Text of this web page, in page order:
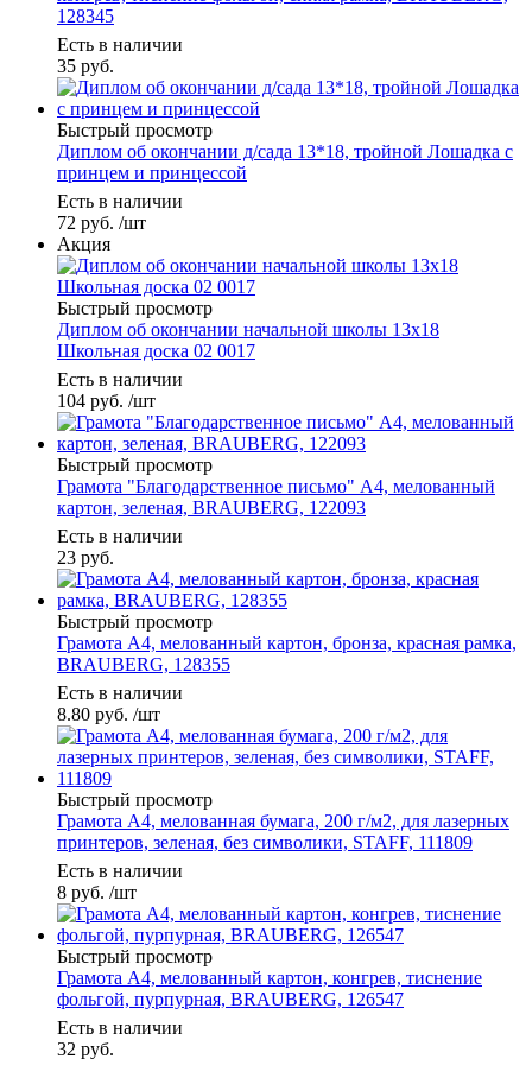
128345
Есть в наличии
35 руб.
Быстрый просмотр
Диплом об окончании д/сада 13*18, тройной Лошадка с
принцем и принцессой
Есть в наличии
72 руб. /шт
Акция
Быстрый просмотр
Диплом об окончании начальной школы 13х18
Школьная доска 02 0017
Есть в наличии
104 руб. /шт
Быстрый просмотр
Грамота "Благодарственное письмо" А4, мелованный
картон, зеленая, BRAUBERG, 122093
Есть в наличии
23 руб.
Быстрый просмотр
Грамота А4, мелованный картон, бронза, красная рамка,
BRAUBERG, 128355
Есть в наличии
8.80 руб. /шт
Быстрый просмотр
Грамота А4, мелованная бумага, 200 г/м2, для лазерных
принтеров, зеленая, без символики, STAFF, 111809
Есть в наличии
8 руб. /шт
Быстрый просмотр
Грамота А4, мелованный картон, конгрев, тиснение
фольгой, пурпурная, BRAUBERG, 126547
Есть в наличии
32 руб.